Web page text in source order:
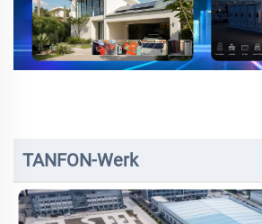
TANFON-Werk